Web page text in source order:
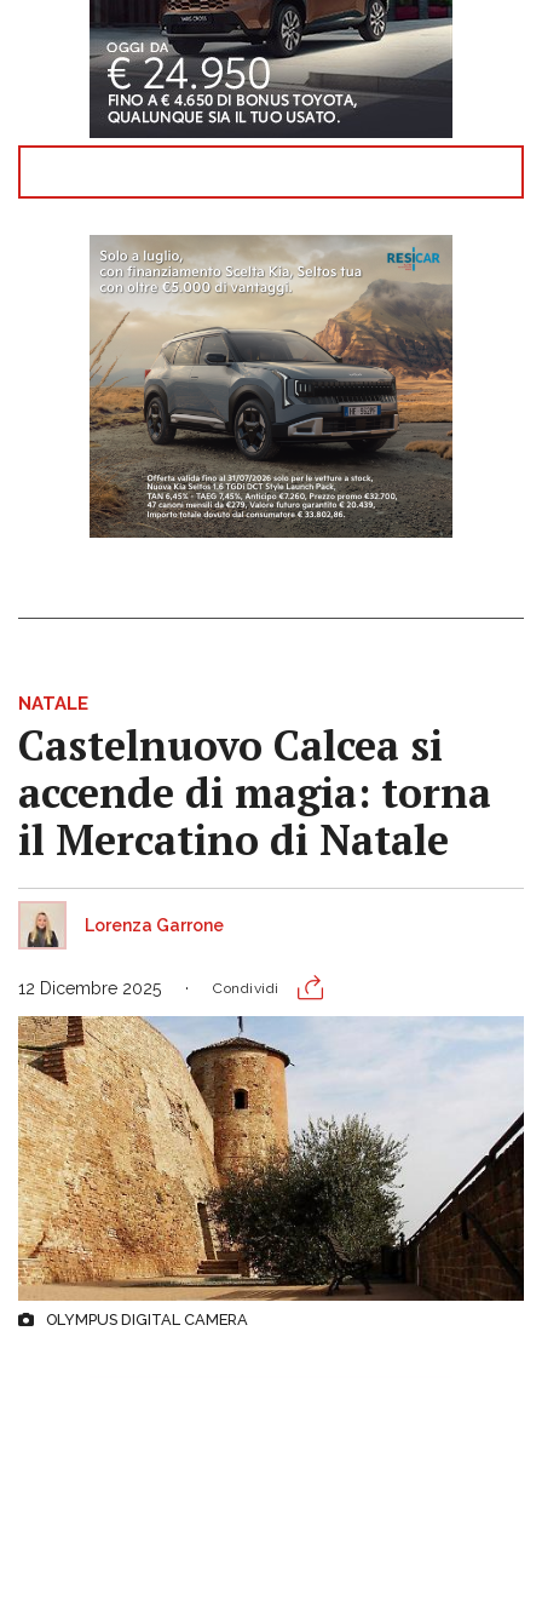
NATALE
Castelnuovo Calcea si
accende di magia: torna
il Mercatino di Natale
Lorenza Garrone
12 Dicembre 2025 Condividi
OLYMPUS DIGITAL CAMERA